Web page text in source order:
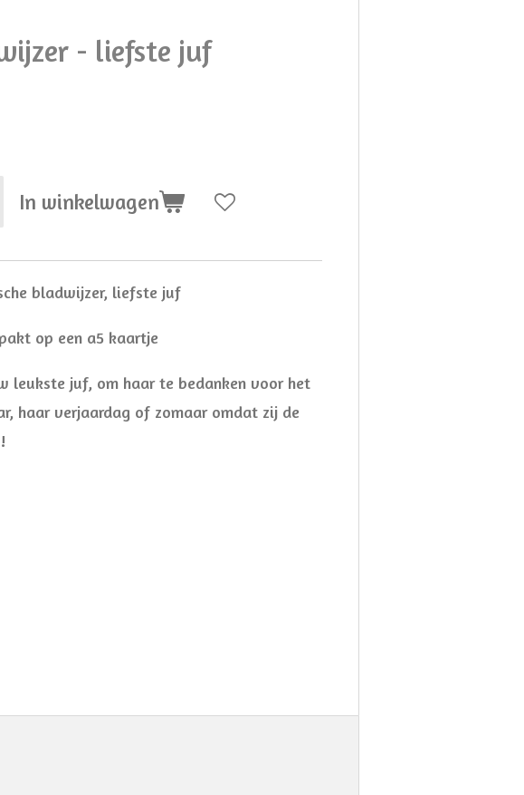
- liefste juf
In winkelwagen
bladwijzer, liefste juf
op een a5 kaartje
leukste juf, om haar te bedanken voor het
haar verjaardag of zomaar omdat zij de